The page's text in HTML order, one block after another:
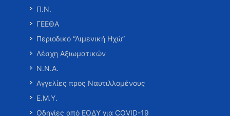
Π.Ν.
ΓΕΕΘΑ
Περιοδικό “Λιμενική Ηχώ”
Λέσχη Αξιωματικών
Ν.Ν.Α.
Αγγελίες προς Ναυτιλλομένους
Ε.Μ.Υ.
Οδηγίες από ΕΟΔΥ για COVID-19